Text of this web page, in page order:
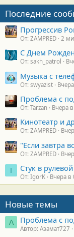
т
и
:
Последние
Прогрессив
От: ZAMPRED 2
С Днем
От: sakh_patrol
Музыка с
От: swyazist
Проблема с
От: Tarzan Вчера
Кинотеатр и
От: ZAMPRED
"Если завтра
От: ZAMPRED
I Стук в рулевой
От: IgorK Вчера в
Новые темы
А Проблема с
Автор: Азамат727